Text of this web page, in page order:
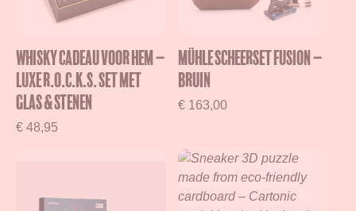
Whisky cadeau voor hem –
Luxe R.O.C.K.S. set met
glas & stenen
€ 48,95
Mühle Scheerset Fusion –
Bruin
€ 163,00